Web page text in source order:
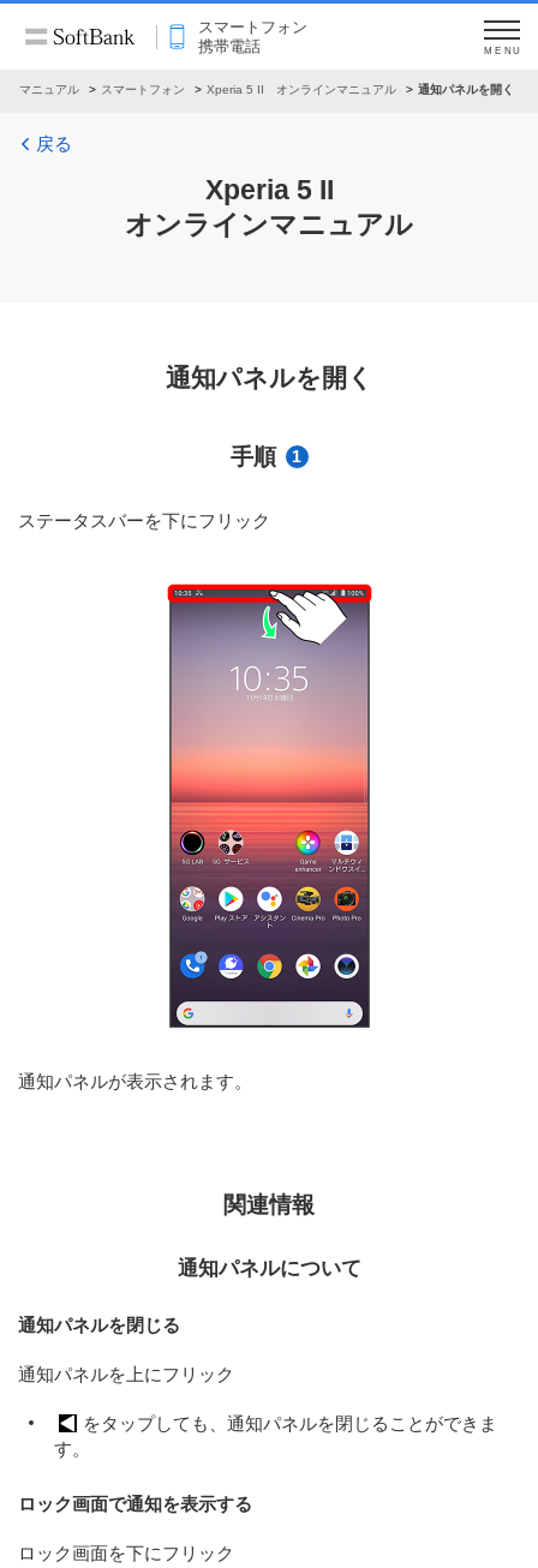
スマートフォン
携帯電話
MENU
ンマニュアル スマートフォン Xperia 5 II オンラインマニュアル 通知パネルを開く
戻る
Xperia 5 II
オンラインマニュアル
通知パネルを開く
手順 1
ステータスバーを下にフリック
通知パネルが表示されます。
関連情報
通知パネルについて
通知パネルを閉じる
通知パネルを上にフリック
をタップしても、通知パネルを閉じることができま
す。
ロック画面で通知を表示する
ロック画面を下にフリック